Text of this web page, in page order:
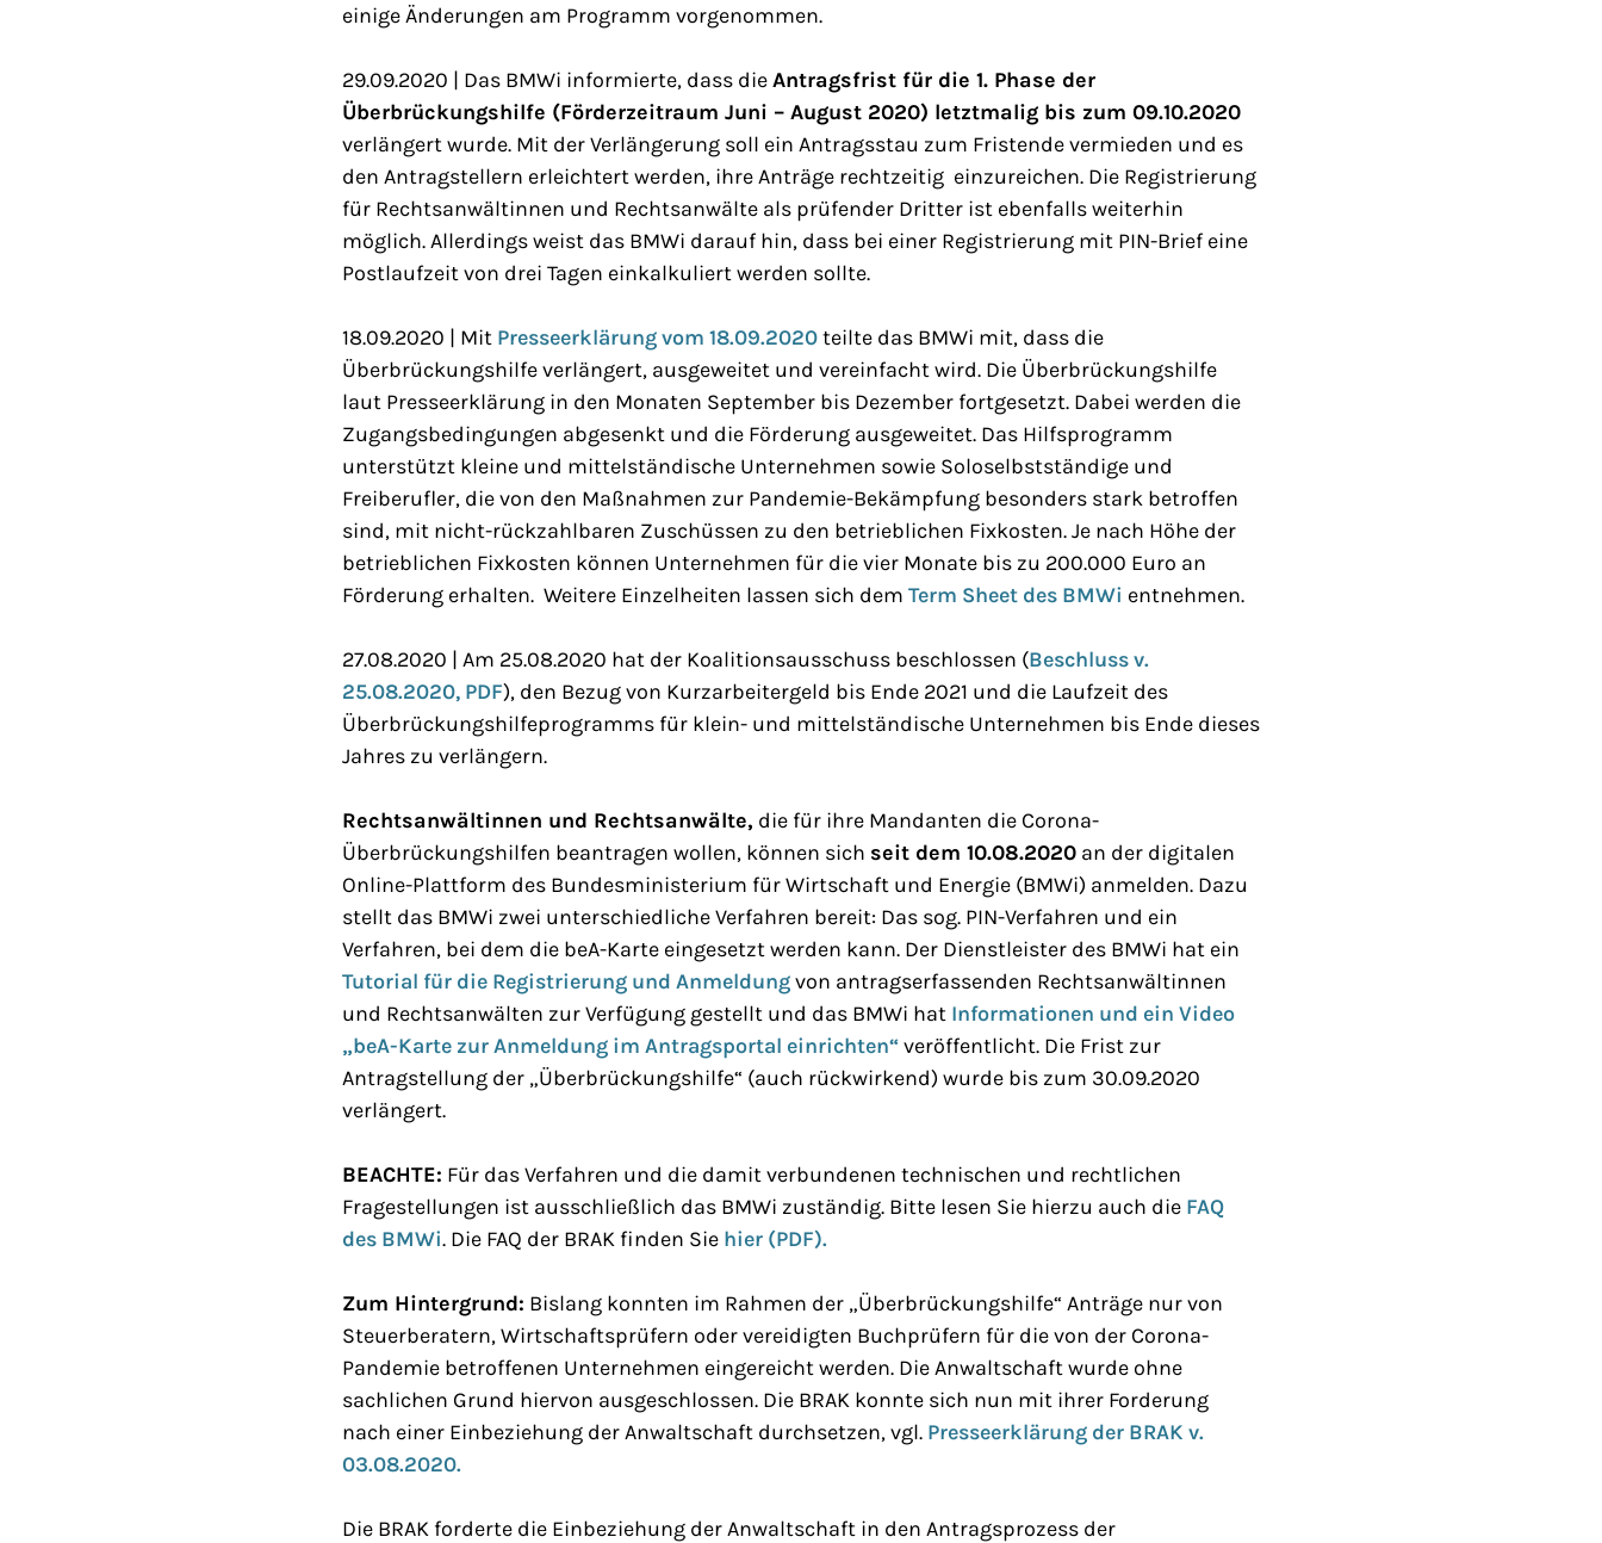
einige Änderungen am Programm vorgenommen.
29.09.2020 | Das BMWi informierte, dass dieAntragsfrist für die 1. Phase der
Überbrückungshilfe (Förderzeitraum Juni – August 2020) letztmalig bis zum 09.10.2020
verlängert wurde. Mit der Verlängerung soll ein Antragsstau zum Fristende vermieden und es
den Antragstellern erleichtert werden, ihre Anträge rechtzeitig einzureichen. Die Registrierung
für Rechtsanwältinnen und Rechtsanwälte als prüfender Dritter ist ebenfalls weiterhin
möglich. Allerdings weist das BMWi darauf hin, dass bei einer Registrierung mit PIN-Brief eine
Postlaufzeit von drei Tagen einkalkuliert werden sollte.
18.09.2020 | Mit Presseerklärung vom 18.09.2020teilte das BMWi mit, dass die
Überbrückungshilfe verlängert, ausgeweitet und vereinfacht wird. Die Überbrückungshilfe
laut Presseerklärung in den Monaten September bis Dezember fortgesetzt. Dabei werden die
Zugangsbedingungen abgesenkt und die Förderung ausgeweitet. Das Hilfsprogramm
unterstützt kleine und mittelständische Unternehmen sowie Soloselbstständige und
Freiberufler, die von den Maßnahmen zur Pandemie-Bekämpfung besonders stark betroffen
sind, mit nicht-rückzahlbaren Zuschüssen zu den betrieblichen Fixkosten. Je nach Höhe der
betrieblichen Fixkosten können Unternehmen für die vier Monate bis zu 200.000 Euro an
Förderung erhalten. Weitere Einzelheiten lassen sich dem Term Sheet des BMWi entnehmen.
27.08.2020 | Am 25.08.2020 hat der Koalitionsausschuss beschlossen (Beschluss v.
25.08.2020, PDF), den Bezug von Kurzarbeitergeld bis Ende 2021 und die Laufzeit des
Überbrückungshilfeprogramms für klein- und mittelständische Unternehmen bis Ende dieses
Jahres zu verlängern.
Rechtsanwältinnen und Rechtsanwälte, die für ihre Mandanten die Corona-
Überbrückungshilfen beantragen wollen, können sich seit dem 10.08.2020 an der digitalen
Online-Plattform des Bundesministerium für Wirtschaft und Energie (BMWi) anmelden. Dazu
stellt das BMWi zwei unterschiedliche Verfahren bereit: Das sog. PIN-Verfahren und ein
Verfahren, bei dem die beA-Karte eingesetzt werden kann. Der Dienstleister des BMWi hat ein
Tutorial für die Registrierung und Anmeldungvon antragserfassenden Rechtsanwältinnen
und Rechtsanwälten zur Verfügung gestellt und das BMWi hat Informationen und ein Video
„beA-Karte zur Anmeldung im Antragsportal einrichten“veröffentlicht. Die Frist zur
Antragstellung der „Überbrückungshilfe“ (auch rückwirkend) wurde bis zum 30.09.2020
verlängert.
BEACHTE: Für das Verfahren und die damit verbundenen technischen und rechtlichen
Fragestellungen ist ausschließlich das BMWi zuständig. Bitte lesen Sie hierzu auch die FAQ
des BMWi. Die FAQ der BRAK finden Sie hier (PDF).
Zum Hintergrund: Bislang konnten im Rahmen der „Überbrückungshilfe“ Anträge nur von
Steuerberatern, Wirtschaftsprüfern oder vereidigten Buchprüfern für die von der Corona-
Pandemie betroffenen Unternehmen eingereicht werden. Die Anwaltschaft wurde ohne
sachlichen Grund hiervon ausgeschlossen. Die BRAK konnte sich nun mit ihrer Forderung
nach einer Einbeziehung der Anwaltschaft durchsetzen, vgl. Presseerklärung der BRAK v.
03.08.2020.
Die BRAK forderte die Einbeziehung der Anwaltschaft in den Antragsprozess der